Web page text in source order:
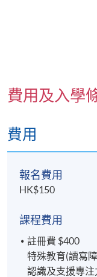
費用及入學
費用
報名費用
HK$150
課程費用
註冊費 $400
特殊教育(讀寫
認識及支援專